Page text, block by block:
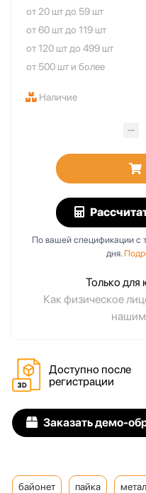
от 20 шт до 59 шт
от 60 шт до 119 шт
от 120 шт до 499 шт
от 500 шт и более
Наличие
По вашей спецификации с
дня.
Только для
Как физическое
нашим
Доступно после
регистрации
Заказать демо-
байонет пайка